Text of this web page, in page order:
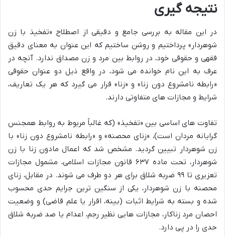
نتیجه گیری
در این مقاله به بررسی جامع و دقیقی از اصطلاح «تفخیذ با زن
شوهردار» پرداختیم و روشن ساختیم که این عنوان به معنای دقیق
فقهی و حقوقی خود، در روابط بین مرد و زن مصداق ندارد. آنچه در
عرف به این نام خوانده می شود، در واقع ذیل دو عنوان حقوقی
«رابطه نامشروع دون زنا» و «زنا» قرار می گیرد که هر یک تعاریف،
شرایط و مجازات های متفاوتی دارند.
تفاوت های اساسی بین «تفخیذ» (که غالباً مربوط به روابط همجنس
گرایانه مردان است)، «زنای محصنه» و «رابطه نامشروع دون زنا» با
زن شوهردار تبیین گردید. مشخص شد که اعمال مادون زنا با زن
شوهردار، تحت ماده ۶۳۷ قانون مجازات اسلامی، مشمول مجازات
تعزیری تا ۹۹ ضربه شلاق برای هر دو طرف می شوند. در مقابل، زنای
محصنه با زن شوهردار، یکی از سنگین ترین جرایم حدی محسوب
شده و بسته به شرایط اثبات (بینه، اقرار یا علم قاضی) و وضعیت
احصان مرد زناکار، مجازات هایی نظیر رجم، اعدام یا صد ضربه شلاق
حدی را در پی دارد.